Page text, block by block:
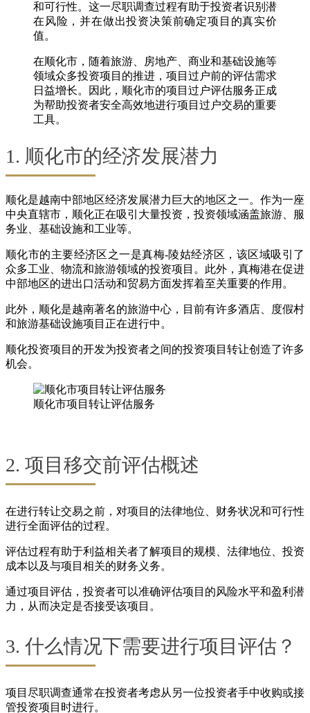
和可行性。这一尽职调查过程有助于投资者识别潜
在风险，并在做出投资决策前确定项目的真实价
值。
在顺化市，随着旅游、房地产、商业和基础设施等
领域众多投资项目的推进，项目过户前的评估需求
日益增长。因此，顺化市的项目过户评估服务正成
为帮助投资者安全高效地进行项目过户交易的重要
工具。
1. 顺化市的经济发展潜力
顺化是越南中部地区经济发展潜力巨大的地区之一。作为一座
中央直辖市，顺化正在吸引大量投资，投资领域涵盖旅游、服
务业、基础设施和工业等。
顺化市的主要经济区之一是真梅-陵姑经济区，该区域吸引了
众多工业、物流和旅游领域的投资项目。此外，真梅港在促进
中部地区的进出口活动和贸易方面发挥着至关重要的作用。
此外，顺化是越南著名的旅游中心，目前有许多酒店、度假村
和旅游基础设施项目正在进行中。
顺化投资项目的开发为投资者之间的投资项目转让创造了许多
机会。
顺化市项目转让评估服务
2. 项目移交前评估概述
在进行转让交易之前，对项目的法律地位、财务状况和可行性
进行全面评估的过程。
评估过程有助于利益相关者了解项目的规模、法律地位、投资
成本以及与项目相关的财务义务。
通过项目评估，投资者可以准确评估项目的风险水平和盈利潜
力，从而决定是否接受该项目。
3. 什么情况下需要进行项目评估？
项目尽职调查通常在投资者考虑从另一位投资者手中收购或接
管投资项目时进行。